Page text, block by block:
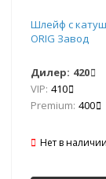
Шлейф с
ORIG Завод
Дилер: 420
VIP: 410
Premium: 400
Нет в наличии